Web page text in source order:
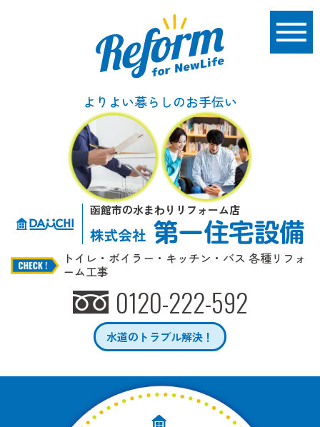
よりよい暮らしのお手伝い
函館市の水まわりリフォーム店
トイレ・ボイラー・キッチン・バス 各種リフォ
ーム工事
0120-222-592
水道のトラブル解決！